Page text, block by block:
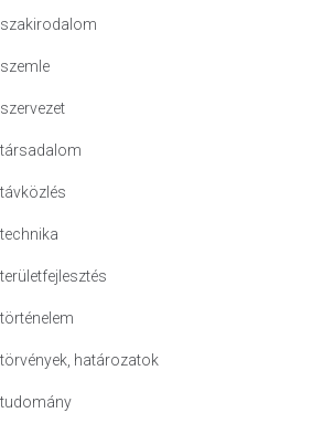
szakirodalom
szemle
szervezet
társadalom
távközlés
technika
területfejlesztés
történelem
törvények, határozatok
tudomány